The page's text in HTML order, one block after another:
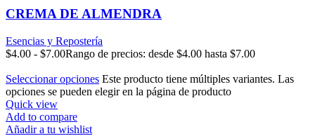
CREMA DE ALMENDRA
Esencias y Repostería
$4.00 - $7.00Rango de precios: desde $4.00 hasta $7.00
Seleccionar opciones Este producto tiene múltiples variantes. Las
opciones se pueden elegir en la página de producto
Quick view
Add to compare
Añadir a tu wishlist